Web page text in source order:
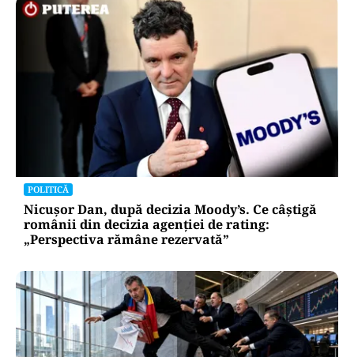
POLITICĂ
Nicușor Dan, după decizia Moody’s. Ce câștigă
românii din decizia agenției de rating:
„Perspectiva rămâne rezervată”